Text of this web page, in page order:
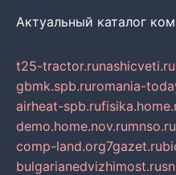
Актуальный каталог
t25-tractor.runashicveti.ru
gbmk.spb.ruromania-
airheat-spb.ru
demo.home.nov.rumnso.ru
comp-land.org7gazet.ru
bulgarianedvizhimost.ru